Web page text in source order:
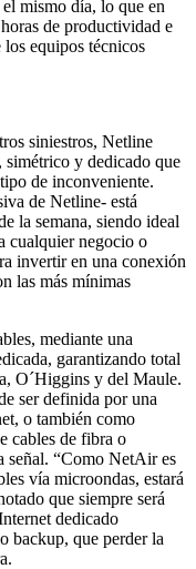
mismo día, lo que en
de productividad e
los equipos técnicos
siniestros, Netline
y dedicado que
de inconveniente.
de Netline- está
la semana, siendo ideal
cualquier negocio o
invertir en una conexión
las más mínimas
mediante una
garantizando total
O´Higgins y del Maule.
ser definida por una
o también como
cables de fibra o
señal. “Como NetAir es
vía microondas, estará
que siempre será
dedicado
backup, que perder la